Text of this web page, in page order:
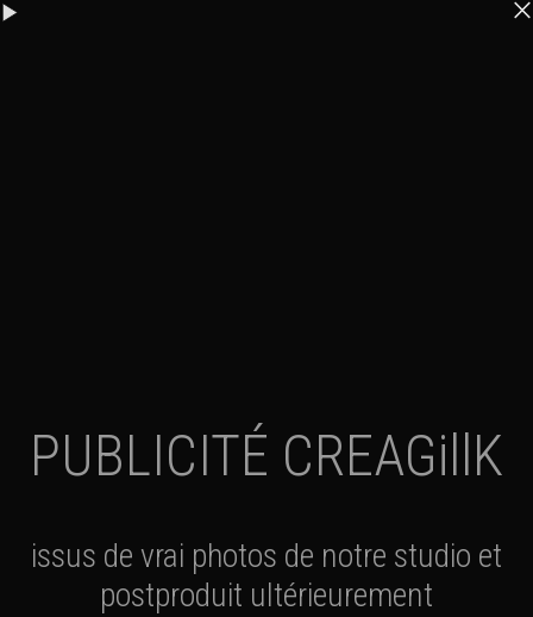
PUBLICITÉ CREAGillK
issus de vrai photos de notre studio et
postproduit ultérieurement